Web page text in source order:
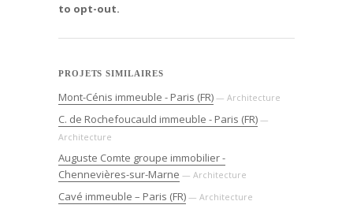
to opt-out.
PROJETS SIMILAIRES
Mont-Cénis immeuble - Paris (FR) — Architecture
C. de Rochefoucauld immeuble - Paris (FR) —
Architecture
Auguste Comte groupe immobilier -
Chennevières-sur-Marne — Architecture
Cavé immeuble – Paris (FR) — Architecture